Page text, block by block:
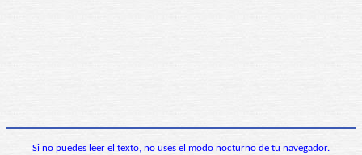
Si no puedes leer el texto, no uses el modo nocturno de tu navegador.